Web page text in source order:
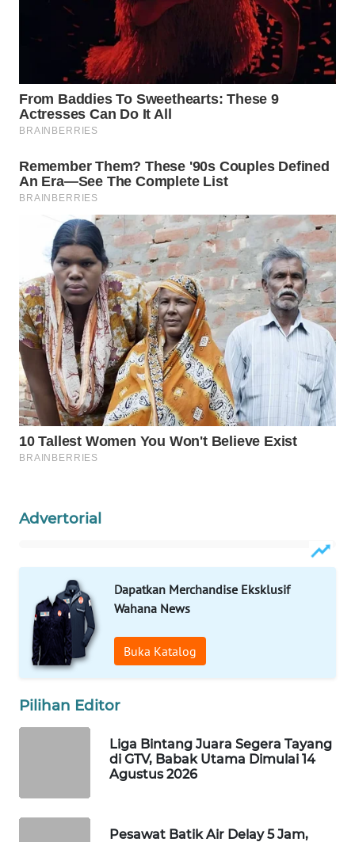
Advertorial
Dapatkan Merchandise Eksklusif
Wahana News
Buka Katalog
Pilihan Editor
Liga Bintang Juara Segera Tayang
di GTV, Babak Utama Dimulai 14
Agustus 2026
Pesawat Batik Air Delay 5 Jam,
WAHANA
INFRASTRUKTUR
WAHANA
KONSUMEN
LISTRIK
TRAVEL
WAHANA
TV
WAHANANEWS
ID
WAHANANEWS
CO ID
WAHANANEWS
NET
SPORT
WAHANA
UMKM
WAHANA
SELEB
WAHANA
PERSONA
WAHANA
HEALTH